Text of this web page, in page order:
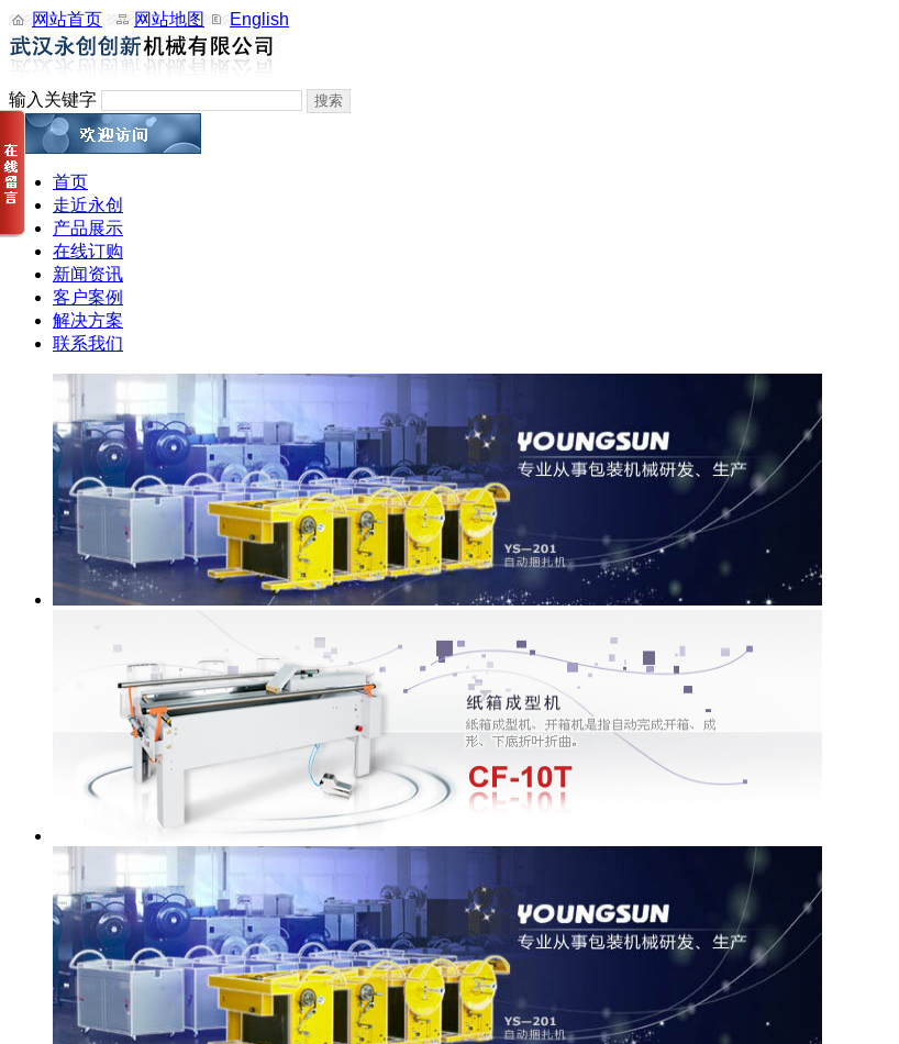
网站首页 网站地图 English
输入关键字
首页
走近永创
产品展示
在线订购
新闻资讯
客户案例
解决方案
联系我们